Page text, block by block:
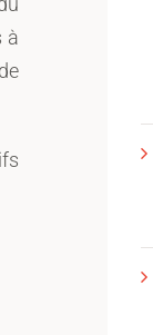
à